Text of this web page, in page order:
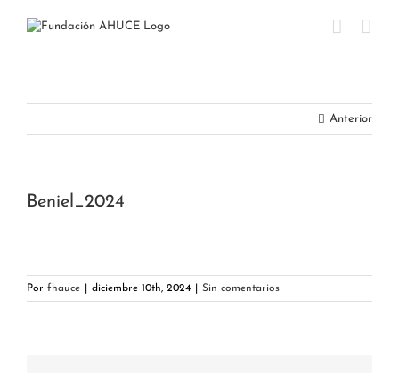
Anterior
Beniel_2024
Por fhauce diciembre 10th, 2024 Sin comentarios